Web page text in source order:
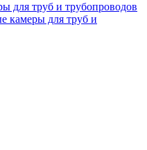
для труб и трубопроводов
камеры для труб и